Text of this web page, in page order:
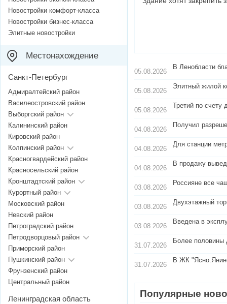
05.08.2026
В Ленобласти
05.08.2026
Элитный жилой
05.08.2026
Третий по
04.08.2026
Получил
04.08.2026
Для станции
04.08.2026
В продажу
03.08.2026
Россияне все
03.08.2026
Двухэтажный
03.08.2026
Введена в
31.07.2026
Более половины
31.07.2026
В ЖК
Популярные
Новостройки комфорт-класса
Новостройки бизнес-класса
Элитные новостройки
Местонахождение
Санкт-Петербург
Адмиралтейский район
Василеостровский район
Выборгский район
Калининский район
Кировский район
Колпинский район
Красногвардейский район
Красносельский район
Кронштадтский район
Курортный район
Московский район
Невский район
Петроградский район
Петродворцовый район
Приморский район
Пушкинский район
Фрунзенский район
Центральный район
Ленинградская область